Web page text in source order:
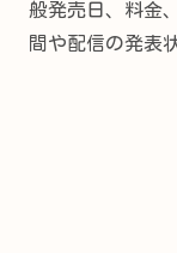
般発売日、料金
間や配信の発表